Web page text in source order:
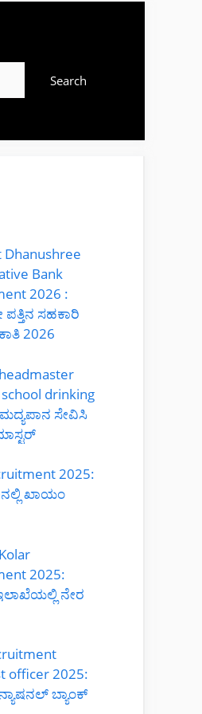
Search
Dhanushree
Bank
2026 :
ಸಹಕಾರಿ
2026
drinking
ಸೇವಿಸಿ
2025:
ಖಾಯಂ
2025:
ನೇರ
officer 2025:
ಬ್ಯಾಂಕ್